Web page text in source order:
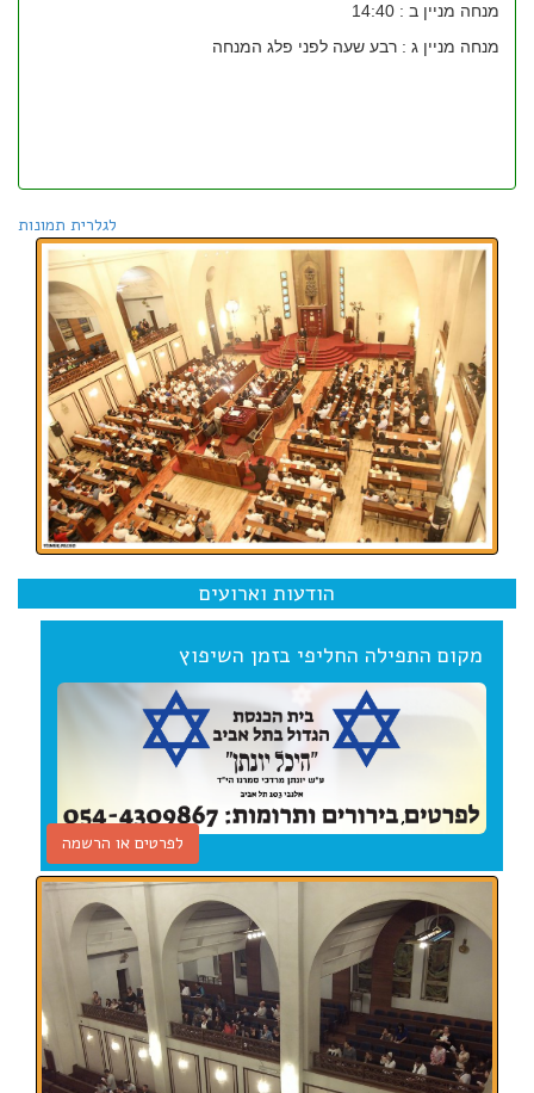
מנחה מניין ב : 14:40
מנחה מניין ג : רבע שעה לפני פלג המנחה
לגלרית תמונות
הודעות וארועים
מקום התפילה החליפי בזמן השיפוץ
לפרטים או הרשמה